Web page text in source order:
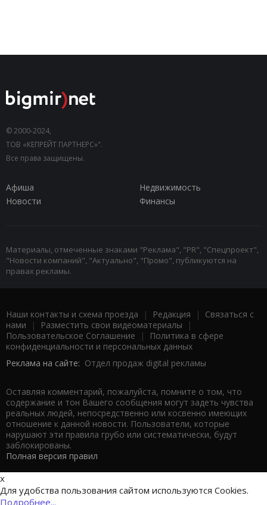
© 2000-2024,
ТОВ «КЕПРЕЙТ ПАРТНЕРС»".
Все права защищены.
Афиша
Недвижимость
Новости
Финансы
Материалы, отмеченные знаками "Реклама", "PR", "Спецпроект",
"Новости компаний", "Актуально", "Промо", публикуются на
правах рекламы.
Наши контакты и схема проезда | Редакция | Связаться с
нами | Разместить свои видеоматериалы |
Пользовательское Соглашение |
Политика в сфере
конфиденциальности и персональных данных
Реклама на сайте: Отдел продаж digital рекламы
Оставляя комментарий, пожалуйста, помните о том, что
содержание и тон Вашего сообщения могут задеть чувства
реальных людей, непосредственно или косвенно имеющих
отношение к данной новости. Пользователи, которые
нарушают эти правила грубо или систематически, будут
заблокированы.
Полная версия правил
x
Для удобства пользования сайтом используются Cookies.
Подробнее...